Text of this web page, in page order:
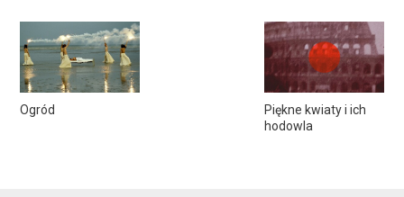
Ogród
Piękne kwiaty i ich
hodowla